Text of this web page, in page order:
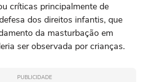
críticas principalmente de
dos direitos infantis, que
da masturbação em
ser observada por crianças.
PUBLICIDADE